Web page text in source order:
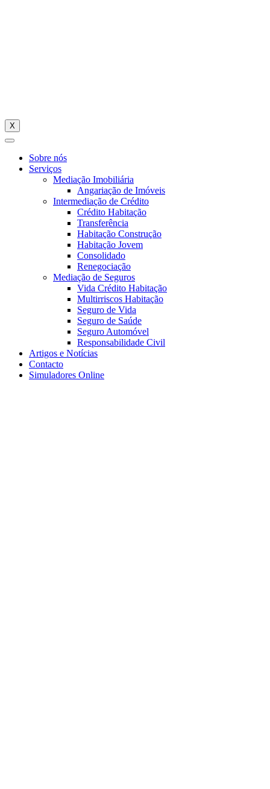
X
Sobre nós
Serviços
Mediação Imobiliária
Angariação de Imóveis
Intermediação de Crédito
Crédito Habitação
Transferência
Habitação Construção
Habitação Jovem
Consolidado
Renegociação
Mediação de Seguros
Vida Crédito Habitação
Multirriscos Habitação
Seguro de Vida
Seguro de Saúde
Seguro Automóvel
Responsabilidade Civil
Artigos e Notícias
Contacto
Simuladores Online